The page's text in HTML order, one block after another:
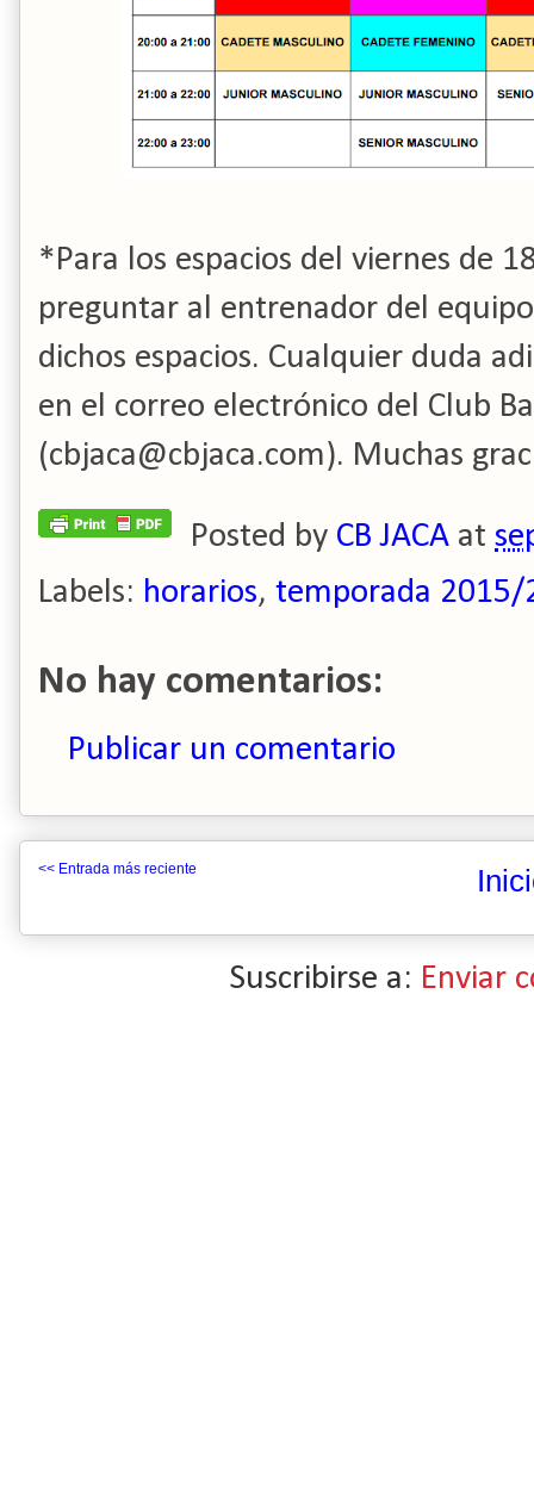
*Para los espacios del viernes de
preguntar al entrenador del
dichos espacios. Cualquier duda
en el correo electrónico del Club
(cbjaca@cbjaca.com). Muchas
Posted by CB JACA at
Labels: horarios, temporada 2015/
No hay comentarios:
Publicar un comentario
<< Entrada más reciente
Suscribirse a: Enviar